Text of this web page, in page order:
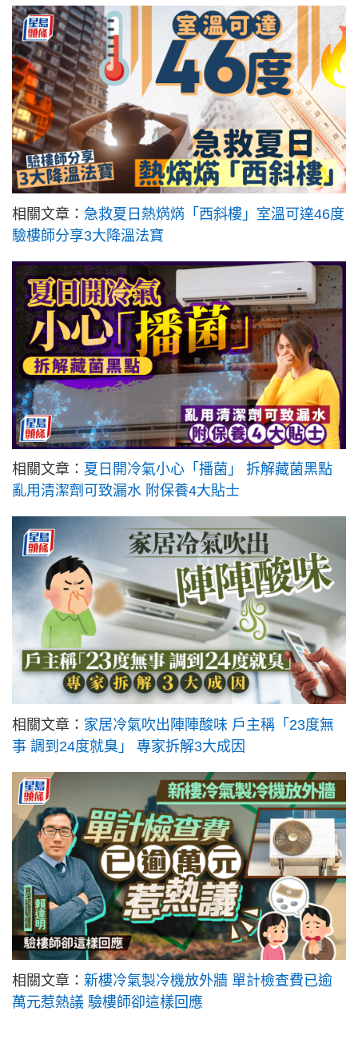
相關文章： 急救夏日熱焫焫「西斜樓」室溫可達46度
驗樓師分享3大降溫法寶
相關文章： 夏日開冷氣小心「播菌」 拆解藏菌黑點
亂用清潔劑可致漏水 附保養4大貼士
相關文章： 家居冷氣吹出陣陣酸味 戶主稱「23度無
事 調到24度就臭」 專家拆解3大成因
相關文章： 新樓冷氣製冷機放外牆 單計檢查費已逾
萬元惹熱議 驗樓師卻這樣回應